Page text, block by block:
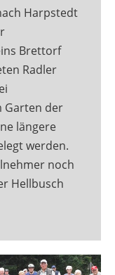
Harpstedt
Brettorf
Radler
Garten der
längere
werden.
noch
Hellbusch